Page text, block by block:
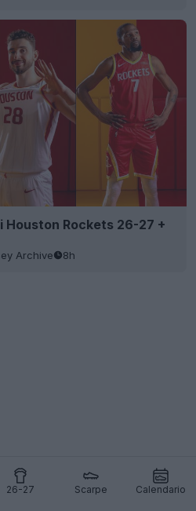
26-27 Scarpe Calendario
Houston Rockets 26-27 +
Archive 8h